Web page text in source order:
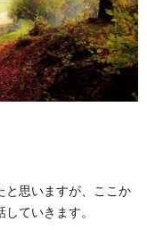
と思いますが、ここか
していきます。